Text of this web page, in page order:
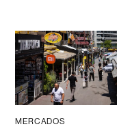
MERCADOS